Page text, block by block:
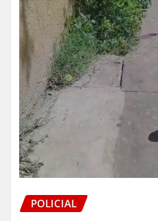
POLICIAL